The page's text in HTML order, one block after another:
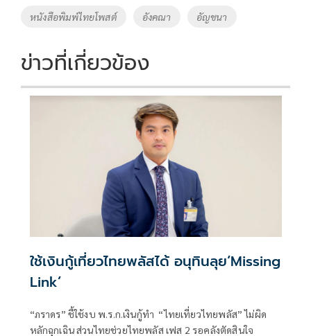
o
k
Li
k
Tags
หนังสือพิมพ์ไทยโพสต์ อังคณา อัญชนา
ข่าวที่เกี่ยวข้อง
ใช้เงินกู้เที่ยวไทยพลัสได้ อนุทินลุย‘Missing
Link’
“ภราดร” ชี้ใช้งบ พ.ร.ก.เงินกู้ทำ “ไทยเที่ยวไทยพลัส” ไม่ผิด
หลักฉุกเฉิน ส่วนไทยช่วยไทยพลัส เฟส 2 รอคลังตัดสินใจ